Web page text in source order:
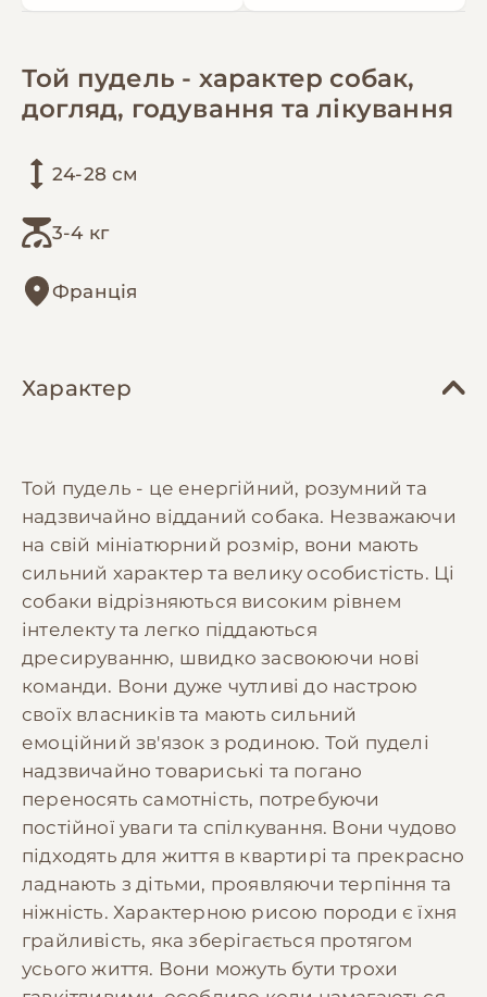
Той пудель - характер собак,
догляд, годування та лікування
24-28 см
3-4 кг
Франція
Характер
Той пудель - це енергійний, розумний та
надзвичайно відданий собака. Незважаючи
на свій мініатюрний розмір, вони мають
сильний характер та велику особистість. Ці
собаки відрізняються високим рівнем
інтелекту та легко піддаються
дресируванню, швидко засвоюючи нові
команди. Вони дуже чутливі до настрою
своїх власників та мають сильний
емоційний зв'язок з родиною. Той пуделі
надзвичайно товариські та погано
переносять самотність, потребуючи
постійної уваги та спілкування. Вони чудово
підходять для життя в квартирі та прекрасно
ладнають з дітьми, проявляючи терпіння та
ніжність. Характерною рисою породи є їхня
грайливість, яка зберігається протягом
усього життя. Вони можуть бути трохи